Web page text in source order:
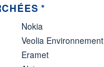
*
Nokia
Veolia Environnement
Eramet